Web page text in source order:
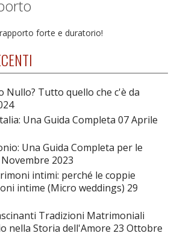
forte e duratorio!
Nullo? Tutto quello che c'è da
Una Guida Completa 07 Aprile
Una Guida Completa per le
2023
intimi: perché le coppie
intime (Micro weddings) 29
Tradizioni Matrimoniali
nella Storia dell'Amore 23 Ottobre